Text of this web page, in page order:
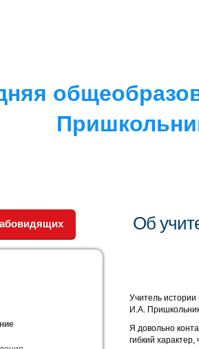
Об
Учитель
И.А.
Я довольно
гибкий